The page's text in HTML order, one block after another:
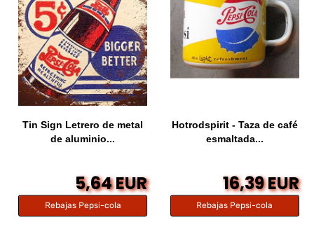
Tin Sign Letrero de metal
de aluminio...
5,64 EUR
Rebajas Pepsi-cola
Hotrodspirit - Taza de café
esmaltada...
16,39 EUR
Rebajas Pepsi-cola